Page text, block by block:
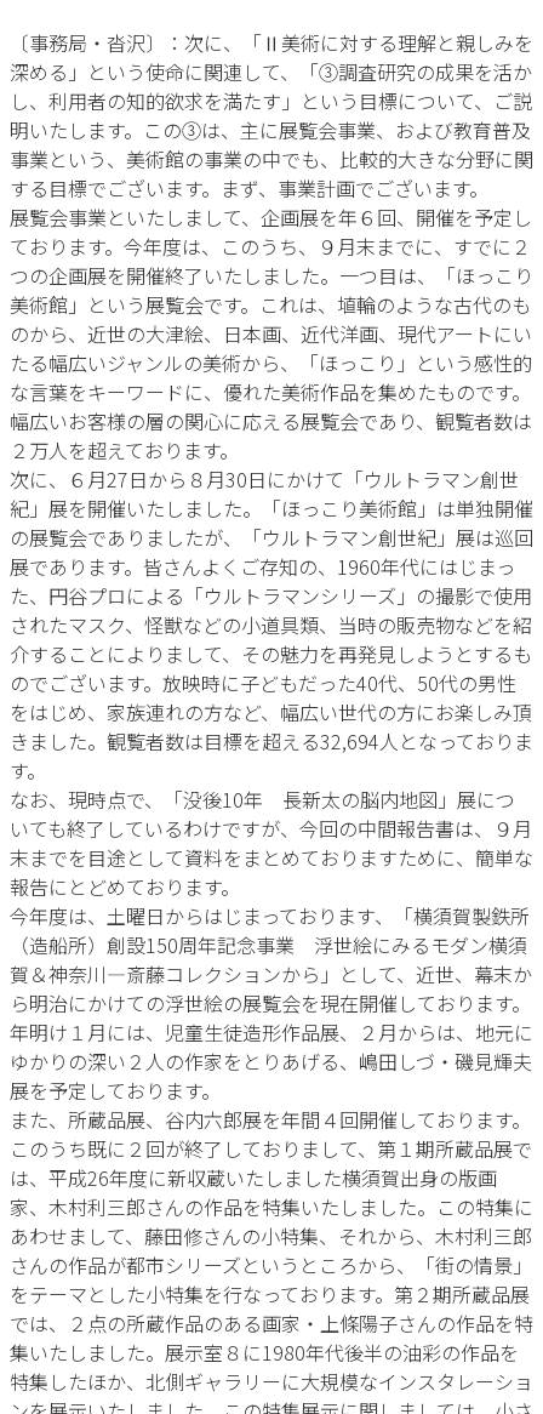
〔事務局・沓沢〕：次に、「Ⅱ美術に対する理解と親しみを
深める」という使命に関連して、「③調査研究の成果を活か
し、利用者の知的欲求を満たす」という目標について、ご説
明いたします。この③は、主に展覧会事業、および教育普及
事業という、美術館の事業の中でも、比較的大きな分野に関
する目標でございます。まず、事業計画でございます。
展覧会事業といたしまして、企画展を年６回、開催を予定し
ております。今年度は、このうち、９月末までに、すでに２
つの企画展を開催終了いたしました。一つ目は、「ほっこり
美術館」という展覧会です。これは、埴輪のような古代のも
のから、近世の大津絵、日本画、近代洋画、現代アートにい
たる幅広いジャンルの美術から、「ほっこり」という感性的
な言葉をキーワードに、優れた美術作品を集めたものです。
幅広いお客様の層の関心に応える展覧会であり、観覧者数は
２万人を超えております。
次に、６月27日から８月30日にかけて「ウルトラマン創世
紀」展を開催いたしました。「ほっこり美術館」は単独開催
の展覧会でありましたが、「ウルトラマン創世紀」展は巡回
展であります。皆さんよくご存知の、1960年代にはじまっ
た、円谷プロによる「ウルトラマンシリーズ」の撮影で使用
されたマスク、怪獣などの小道具類、当時の販売物などを紹
介することによりまして、その魅力を再発見しようとするも
のでございます。放映時に子どもだった40代、50代の男性
をはじめ、家族連れの方など、幅広い世代の方にお楽しみ頂
きました。観覧者数は目標を超える32,694人となっておりま
す。
なお、現時点で、「没後10年 長新太の脳内地図」展につ
いても終了しているわけですが、今回の中間報告書は、９月
末までを目途として資料をまとめておりますために、簡単な
報告にとどめております。
今年度は、土曜日からはじまっております、「横須賀製鉄所
（造船所）創設150周年記念事業 浮世絵にみるモダン横須
賀＆神奈川―斎藤コレクションから」として、近世、幕末か
ら明治にかけての浮世絵の展覧会を現在開催しております。
年明け１月には、児童生徒造形作品展、２月からは、地元に
ゆかりの深い２人の作家をとりあげる、嶋田しづ・磯見輝夫
展を予定しております。
また、所蔵品展、谷内六郎展を年間４回開催しております。
このうち既に２回が終了しておりまして、第１期所蔵品展で
は、平成26年度に新収蔵いたしました横須賀出身の版画
家、木村利三郎さんの作品を特集いたしました。この特集に
あわせまして、藤田修さんの小特集、それから、木村利三郎
さんの作品が都市シリーズというところから、「街の情景」
をテーマとした小特集を行なっております。第２期所蔵品展
では、２点の所蔵作品のある画家・上條陽子さんの作品を特
集いたしました。展示室８に1980年代後半の油彩の作品を
特集したほか、北側ギャラリーに大規模なインスタレーショ